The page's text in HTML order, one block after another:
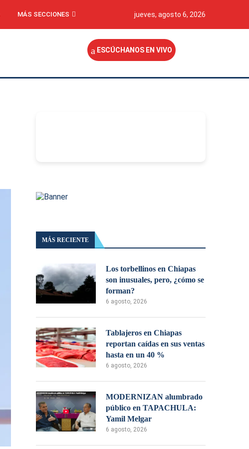
MÁS SECCIONES jueves, agosto 6, 2026
ESCÚCHANOS EN VIVO
MÁS RECIENTE
Los torbellinos en Chiapas
son inusuales, pero, ¿cómo se
forman?
6 agosto, 2026
Tablajeros en Chiapas
reportan caídas en sus ventas
hasta en un 40 %
6 agosto, 2026
MODERNIZAN alumbrado
público en TAPACHULA:
Yamil Melgar
6 agosto, 2026